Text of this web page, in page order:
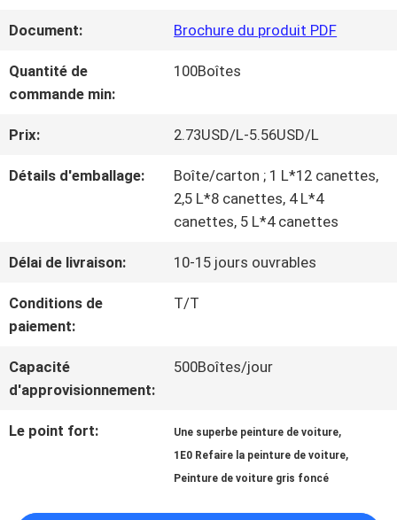
VISITE
D'USINE
CONTRÔLE
DE
QUALITÉ
CONTACT
NOUVELLES
Document: Brochure du produit PDF
Quantité de
commande min:
100Boîtes
Prix: 2.73USD/L-5.56USD/L
Détails d'emballage:
Boîte/carton ; 1 L*12 canettes,
2,5 L*8 canettes, 4 L*4
canettes, 5 L*4 canettes
Délai de livraison: 10-15 jours ouvrables
Conditions de
paiement:
T/T
Capacité
d'approvisionnement:
500Boîtes/jour
Le point fort: Une superbe peinture de voiture,
1E0 Refaire la peinture de voiture,
Peinture de voiture gris foncé